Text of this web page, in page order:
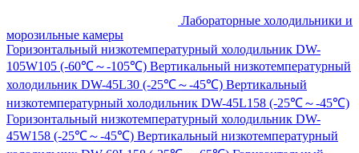
Лабораторные холодильники и
морозильные камеры
Горизонтальный низкотемпературный холодильник DW-
105W105 (-60℃～-105℃) Вертикальный низкотемпературный
холодильник DW-45L30 (-25℃～-45℃) Вертикальный
низкотемпературный холодильник DW-45L158 (-25℃～-45℃)
Горизонтальный низкотемпературный холодильник DW-
45W158 (-25℃～-45℃) Вертикальный низкотемпературный